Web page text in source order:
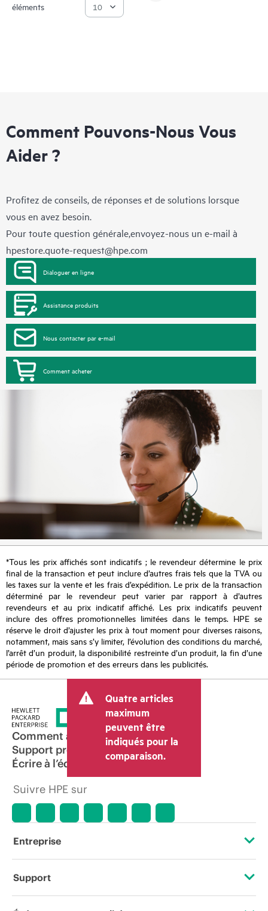
éléments
Comment Pouvons-Nous Vous
Aider ?
Profitez de conseils, de réponses et de solutions lorsque
vous en avez besoin.
Pour toute question générale,envoyez-nous un e-mail à
hpestore.quote-request@hpe.com
Dialoguer en ligne
Assistance produits
Nous contacter par e-mail
Comment acheter
*Tous les prix affichés sont indicatifs ; le revendeur détermine le prix
final de la transaction et peut inclure d’autres frais tels que la TVA ou
les taxes sur la vente et les frais d’expédition. Le prix de la transaction
déterminé par le revendeur peut varier par rapport à d’autres
revendeurs et au prix indicatif affiché. Les prix indicatifs peuvent
inclure des offres promotionnelles limitées dans le temps. HPE se
réserve le droit d’ajuster les prix à tout moment pour diverses raisons,
notamment, mais sans s’y limiter, l’évolution des conditions du marché,
l’arrêt d’un produit, la disponibilité restreinte d’un produit, la fin d’une
période de promotion et des erreurs dans les publicités.
Quatre articles
maximum
peuvent être
indiqués pour la
comparaison.
Comment acheter
Support produit
Écrire à l’équipe commerciale
Suivre HPE sur
Entreprise
À propos de HPE
Support
Services d’assistance opérationnelle (OSS)